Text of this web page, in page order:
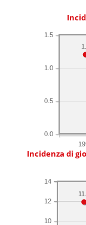
0.0
0.5
1.0
1.5
Incidenza di
10
12
14